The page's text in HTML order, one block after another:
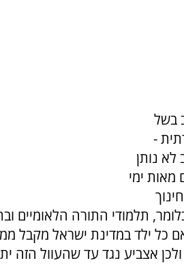
בשל
-
נותן
ימי
תלמודי התורה הלאומיים
כל ילד במדינת ישראל מקבל